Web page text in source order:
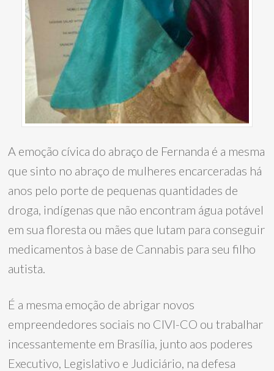
A emoção cívica do abraço de Fernanda é a mesma
que sinto no abraço de mulheres encarceradas há
anos pelo porte de pequenas quantidades de
droga, indígenas que não encontram água potável
em sua floresta ou mães que lutam para conseguir
medicamentos à base de Cannabis para seu filho
autista.
É a mesma emoção de abrigar novos
empreendedores sociais no CIVI-CO ou trabalhar
incessantemente em Brasília, junto aos poderes
Executivo, Legislativo e Judiciário, na defesa